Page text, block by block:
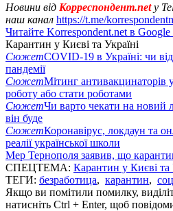
Новини від Корреспондент.net у
наш канал https://t.me/
Читайте Korrespondent.net в
Карантин у Києві та Україні
СюжетCOVID-19 в Україні: чи
пандемії
СюжетМітинг антивакцинаторів
роботу або стати роботами
СюжетЧи варто чекати на новий
він буде
СюжетКоронавірус, локдаун та
реалії української школи
Мер Тернополя заявив, що
СПЕЦТЕМА: Карантин у Києві та
ТЕГИ: безработица, карантин,
Якщо ви помітили помилку,
натисніть Ctrl + Enter, щоб